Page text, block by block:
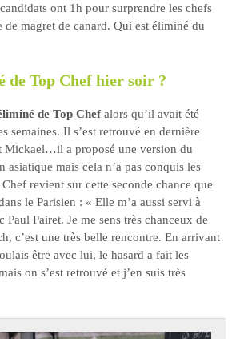
ont 1h pour surprendre les chefs
de magret de canard. Qui est éliminé du
de Top Chef hier soir ?
de Top Chef alors qu’il avait été
semaines. Il s’est retrouvé en dernière
Mickael…il a proposé une version du
asiatique mais cela n’a pas conquis les
revient sur cette seconde chance que
le Parisien : « Elle m’a aussi servi à
Paul Pairet. Je me sens très chanceux de
c’est une très belle rencontre. En arrivant
être avec lui, le hasard a fait les
on s’est retrouvé et j’en suis très